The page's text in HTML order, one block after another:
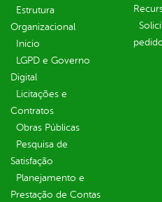
Estrutura
Organizacional
Inicio
LGPD e Governo
Digital
Licitações e
Contratos
Obras Públicas
Pesquisa de
Satisfação
Planejamento e
Prestação de Contas